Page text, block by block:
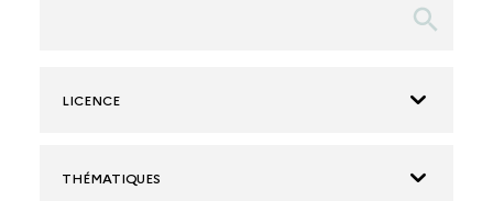
LICENCE
THÉMATIQUES